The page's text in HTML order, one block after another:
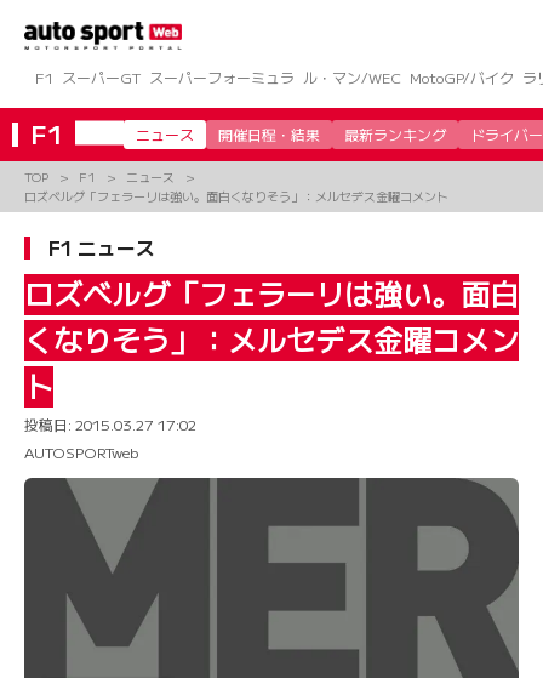
ツ
へ
ス
キ
プ
F1 スーパーGT スーパーフォーミュラ ル・マン/WEC MotoGP/バイク ラ
F1 ニュース 開催日程・結果 最新ランキング ドライバー
TOP F1
ニュース
ロズベルグ「フェラーリは強い。面白くなりそう」：メルセデス金曜コメント
F1 ニュース
ロズベルグ「フェラーリは強い。面白
くなりそう」：メルセデス金曜コメン
ト
投稿日: 2015.03.27 17:02
AUTOSPORTweb